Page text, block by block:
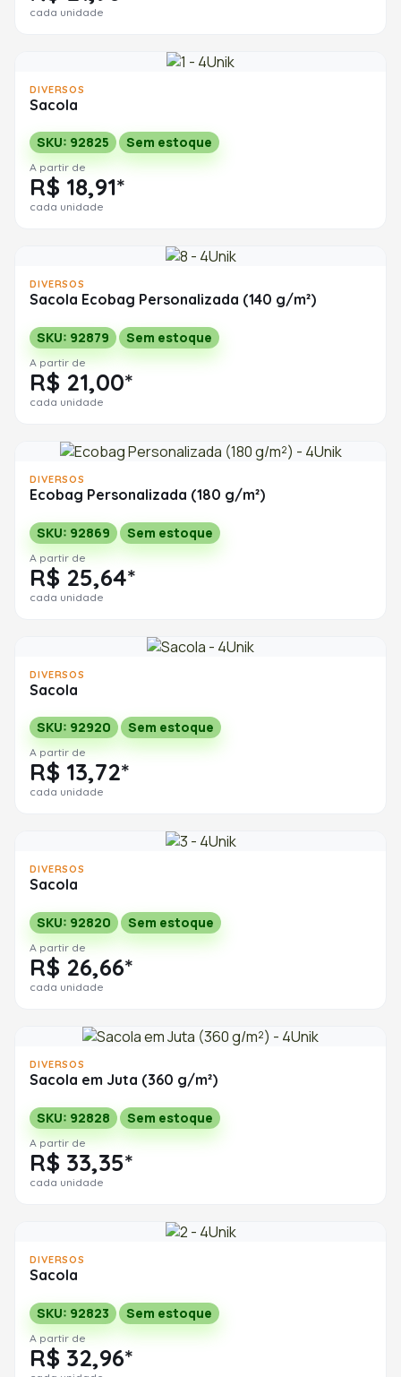
cada unidade
DIVERSOS
Sacola
SKU: 92825 Sem estoque
A partir de
R$ 18,91*
cada unidade
DIVERSOS
Sacola Ecobag Personalizada (140 g/m²)
SKU: 92879 Sem estoque
A partir de
R$ 21,00*
cada unidade
DIVERSOS
Ecobag Personalizada (180 g/m²)
SKU: 92869 Sem estoque
A partir de
R$ 25,64*
cada unidade
DIVERSOS
Sacola
SKU: 92920 Sem estoque
A partir de
R$ 13,72*
cada unidade
DIVERSOS
Sacola
SKU: 92820 Sem estoque
A partir de
R$ 26,66*
cada unidade
DIVERSOS
Sacola em Juta (360 g/m²)
SKU: 92828 Sem estoque
A partir de
R$ 33,35*
cada unidade
DIVERSOS
Sacola
SKU: 92823 Sem estoque
A partir de
R$ 32,96*